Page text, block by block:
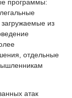
программы:
из
отдельные
атак